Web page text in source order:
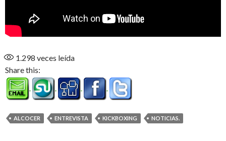
1.298 veces leída
Share this:
ALCOCER ENTREVISTA KICKBOXING NOTICIAS.